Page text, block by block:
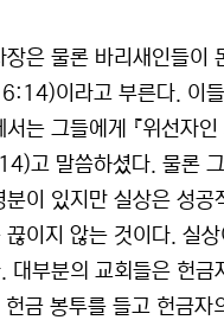
은 물론 바리새인들이
이라고 부른다. 이
는 그들에게 『위선자
고 말씀하셨다. 물론
이 있지만 실상은 성
이지 않는 것이다. 실
부분의 교회들은 헌
금 봉투를 들고 헌금자